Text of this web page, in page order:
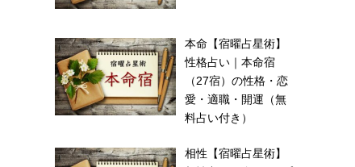
本命【宿曜占星術】
性格占い｜本命宿
（27宿）の性格・恋
愛・適職・開運（無
料占い付き）
相性【宿曜占星術】